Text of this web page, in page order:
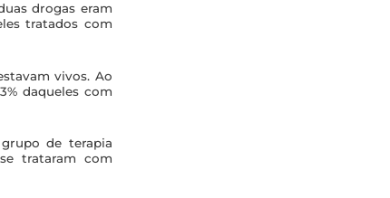
drogas eram
tratados com
vivos. Ao
daqueles com
de terapia
trataram com